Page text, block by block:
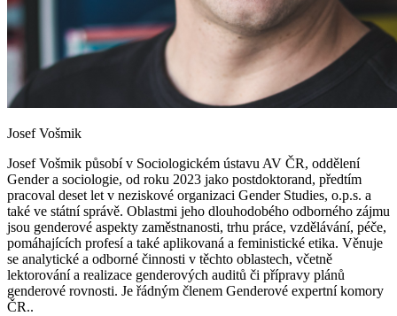
Josef Vošmik
Josef Vošmik působí v Sociologickém ústavu AV ČR, oddělení
Gender a sociologie, od roku 2023 jako postdoktorand, předtím
pracoval deset let v neziskové organizaci Gender Studies, o.p.s. a
také ve státní správě. Oblastmi jeho dlouhodobého odborného zájmu
jsou genderové aspekty zaměstnanosti, trhu práce, vzdělávání, péče,
pomáhajících profesí a také aplikovaná a feministické etika. Věnuje
se analytické a odborné činnosti v těchto oblastech, včetně
lektorování a realizace genderových auditů či přípravy plánů
genderové rovnosti. Je řádným členem Genderové expertní komory
ČR..